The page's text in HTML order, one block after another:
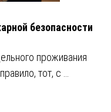
безопасности
проживания
тот, с …